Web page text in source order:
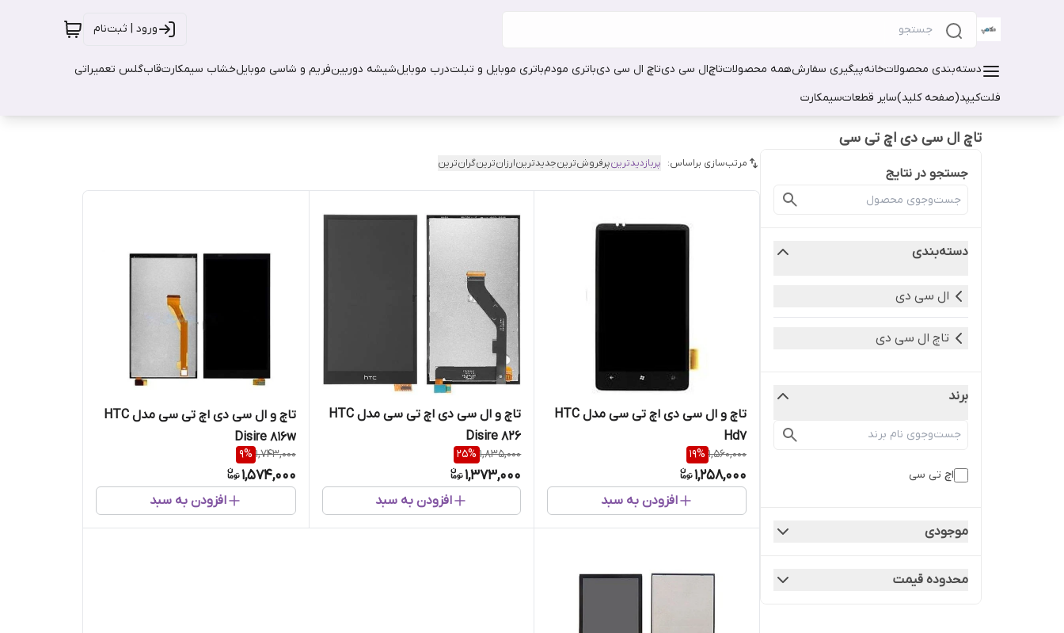
ورود | ثبت‌نام
دسته‌بندی محصولاتخانهپیگیری سفارشهمه محصولاتتاچال سی دیتاچ ال سی دیباتری مودمباتری موبایل و تبلتدرب موبایلشیشه دوربینفریم و شاسی موبایلخشاب سیمکارتقابگلس تعمیراتی
فلتکیپد(صفحه کلید)سایر قطعاتسیمکارت
تاچ ال سی دی اچ تی سی
جستجو در نتایج
دسته‌بندی
ال سی دی
تاچ ال سی دی
برند
اچ تی سی
موجودی
محدوده قیمت
مرتب‌سازی براساس: پربازدیدترینپرفروش‌ترینجدیدترینارزان‌ترینگران‌ترین
تاچ و ال سی دی اچ تی سی مدل HTC
Hd7
1,560,000
19%
1,258,000
افزودن به سبد
تاچ و ال سی دی اچ تی سی مدل HTC
Disire 826
1,835,000
25%
1,373,000
افزودن به سبد
تاچ و ال سی دی اچ تی سی مدل HTC
Disire 816w
1,743,000
9%
1,574,000
افزودن به سبد